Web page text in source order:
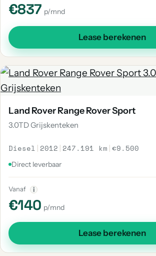
€837 p/mnd
Lease berekenen
Land Rover Range Rover Sport
3.0TD Grijskenteken
Diesel | 2012 | 247.191 km |€9.500
Direct leverbaar
Vanaf i
€140 p/mnd
Lease berekenen